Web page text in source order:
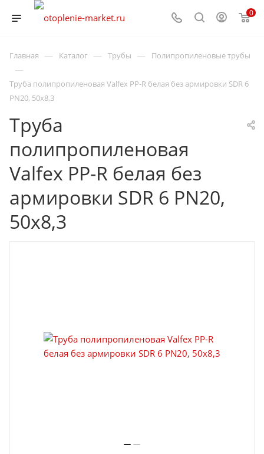
0
Главная — Каталог — Трубы — Полипропиленовые трубы
—
Труба полипропиленовая Valfex PP-R белая без армировки SDR 6
PN20, 50х8,3
Труба
полипропиленовая
Valfex PP-R белая без
армировки SDR 6 PN20,
50х8,3